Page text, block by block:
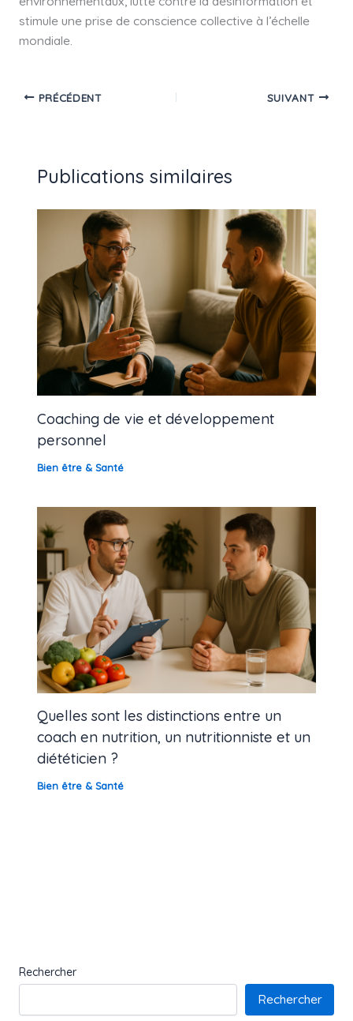
stimule une prise de conscience collective à l’échelle
mondiale.
PRÉCÉDENT SUIVANT
Publications similaires
Coaching de vie et développement
personnel
Bien être & Santé
Quelles sont les distinctions entre un
coach en nutrition, un nutritionniste et un
diététicien ?
Bien être & Santé
Rechercher
Rechercher